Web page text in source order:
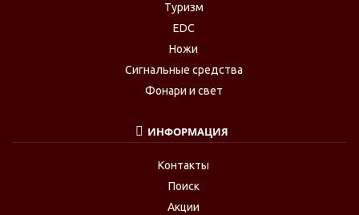
Туризм
EDC
Ножи
Сигнальные средства
Фонари и свет
ИНФОРМАЦИЯ
Контакты
Поиск
Акции